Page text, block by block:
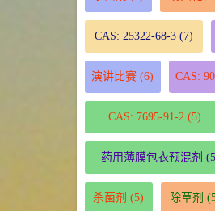
CAS: 25322-68-3(7)
演讲比赛 (6) CAS:
CAS: 7695-91-2(5)
药用薄膜包衣预混剂
杀菌剂 (5) 除草剂